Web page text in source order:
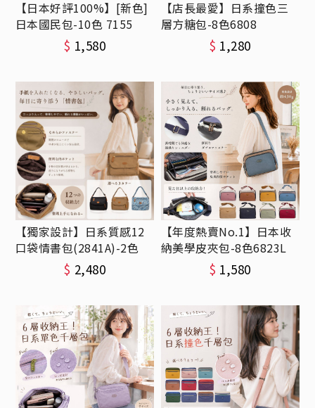
【日本好評100%】[新色]
日本國民包-10色 7155
$ 1,580
【店長最愛】日系撞色三
層方糖包-8色6808
$ 1,280
【獨家設計】日系質感12
口袋情書包(2841A)-2色
$ 2,480
【年度熱賣No.1】日本收
納美學皮夾包-8色6823L
$ 1,580